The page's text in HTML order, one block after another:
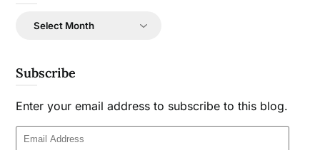
Archives
Subscribe
Enter your email address to subscribe to this blog.
Email